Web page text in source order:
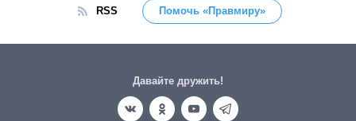
RSS Помочь «Правмиру»
Давайте дружить!